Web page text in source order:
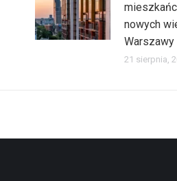
nowych
Warszawy
21 sierpnia,